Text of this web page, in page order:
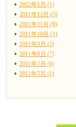
2012年1月 (1)
2011年12月 (5)
2011年11月 (9)
2011年10月 (1)
2011年9月 (2)
2011年8月 (7)
2011年7月 (6)
2011年5月 (1)